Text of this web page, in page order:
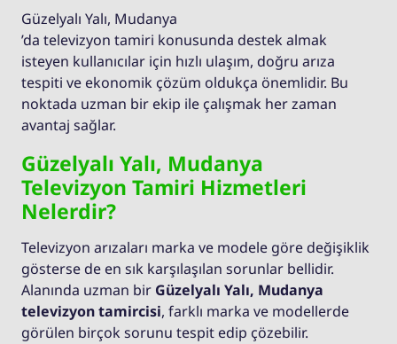
Güzelyalı Yalı, Mudanya
’da televizyon tamiri konusunda destek almak
isteyen kullanıcılar için hızlı ulaşım, doğru arıza
tespiti ve ekonomik çözüm oldukça önemlidir. Bu
noktada uzman bir ekip ile çalışmak her zaman
avantaj sağlar.
Güzelyalı Yalı, Mudanya
Televizyon Tamiri Hizmetleri
Nelerdir?
Televizyon arızaları marka ve modele göre değişiklik
gösterse de en sık karşılaşılan sorunlar bellidir.
Alanında uzman bir Güzelyalı Yalı, Mudanya
televizyon tamircisi, farklı marka ve modellerde
görülen birçok sorunu tespit edip çözebilir.